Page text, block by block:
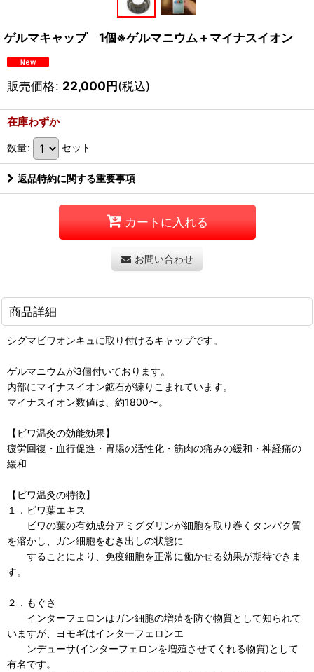
ゲルマキャップ 1個※ゲルマニウム＋マイナスイオン
販売価格: 22,000円(税込)
在庫わずか
数量: セット
返品特約に関する重要事項
カートに入れる
お問い合わせ
商品詳細
シグマビワオンキュに取り付けるキャップです。
ゲルマニウムが3個付いております。
内部にマイナスイオン鉱石が練りこまれています。
マイナスイオン数値は、約1800〜。
【ビワ温灸の効能効果】
疲労回復・血行促進・胃腸の活性化・筋肉の痛みの緩和・神経痛の
緩和
【ビワ温灸の特徴】
１．ビワ葉エキス
ビワの葉の有効成分アミグダリンが細胞を取り巻くタンパク質
を溶かし、ガン細胞をむき出しの状態に
することにより、免疫細胞を正常に働かせる効果が期待できま
す。
２．もぐさ
インターフェロンはガン細胞の増殖を防ぐ物質として知られて
いますが、ヨモギはインターフェロンエ
ンデューサ(インターフェロンを増殖させてくれる物質)として
有名です。